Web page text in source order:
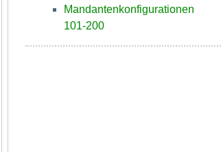
Mandantenkonfigurationen
101-200